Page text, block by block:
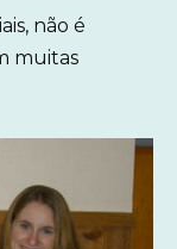
não é
muitas